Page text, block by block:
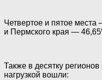
Четвертое и пятое места
и Пермского края —
Также в десятку
нагрузкой вошли: